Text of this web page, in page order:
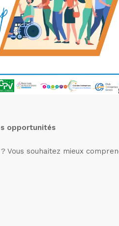
opportunités
Vous souhaitez mieux